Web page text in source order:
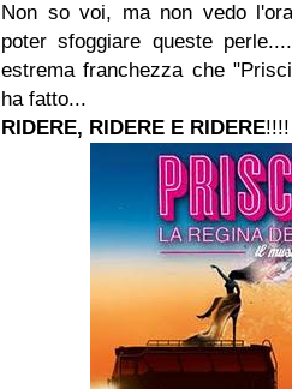
Non so voi, ma non vedo
poter sfoggiare queste
estrema franchezza che
ha fatto...
RIDERE, RIDERE E RIDERE!!!!